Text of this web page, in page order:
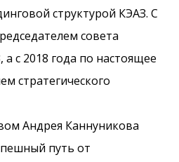
структурой КЭАЗ. С
совета
с 2018 года по настоящее
стратегического
Андрея Каннуникова
путь от